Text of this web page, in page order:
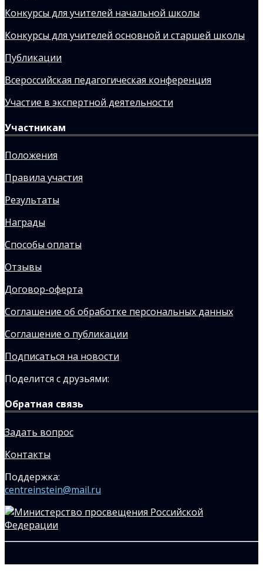
Конкурсы для учителей начальной школы
Конкурсы для учителей основной и старшей школы
Публикации
Всероссийская педагогическая конференция
Участие в экспертной деятельности
Участникам
Положения
Правила участия
Результаты
Награды
Способы оплаты
Отзывы
Договор-оферта
Соглашение об обработке персональных данных
Соглашение о публикации
Подписаться на новости
Поделится с друзьями:
Обратная связь
Задать вопрос
Контакты
Поддержка:
centreinstein@mail.ru